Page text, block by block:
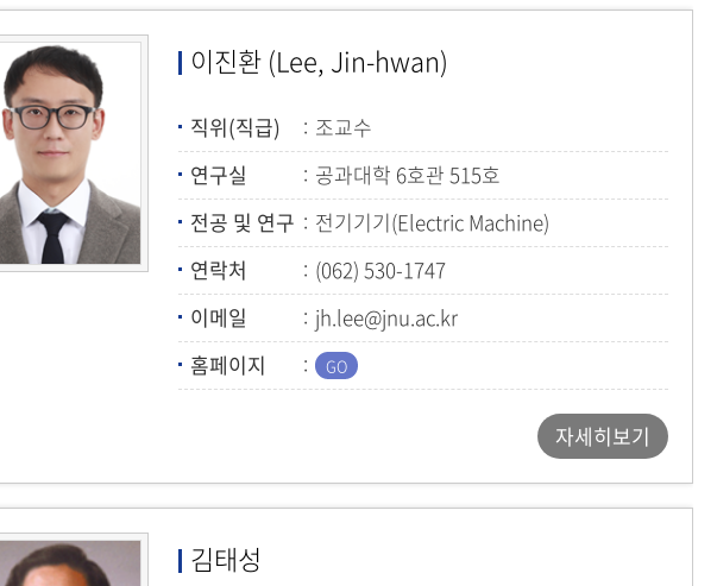
이진환 (Lee, Jin-hwan)
직위(직급)
조교수
연구실
공과대학 6호관 515호
전공 및 연구
전기기기(Electric Machine)
연락처
(062) 530-1747
이메일
jh.lee@jnu.ac.kr
홈페이지
자세히보기
김태성